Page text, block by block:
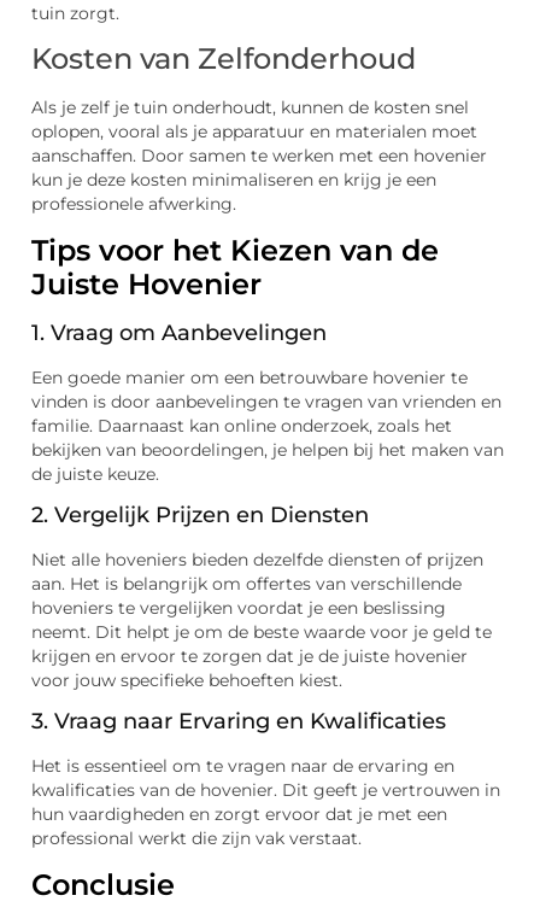
tuin zorgt.
Kosten van Zelfonderhoud
Als je zelf je tuin onderhoudt, kunnen de kosten snel
oplopen, vooral als je apparatuur en materialen moet
aanschaffen. Door samen te werken met een hovenier
kun je deze kosten minimaliseren en krijg je een
professionele afwerking.
Tips voor het Kiezen van de
Juiste Hovenier
1. Vraag om Aanbevelingen
Een goede manier om een betrouwbare hovenier te
vinden is door aanbevelingen te vragen van vrienden en
familie. Daarnaast kan online onderzoek, zoals het
bekijken van beoordelingen, je helpen bij het maken van
de juiste keuze.
2. Vergelijk Prijzen en Diensten
Niet alle hoveniers bieden dezelfde diensten of prijzen
aan. Het is belangrijk om offertes van verschillende
hoveniers te vergelijken voordat je een beslissing
neemt. Dit helpt je om de beste waarde voor je geld te
krijgen en ervoor te zorgen dat je de juiste hovenier
voor jouw specifieke behoeften kiest.
3. Vraag naar Ervaring en Kwalificaties
Het is essentieel om te vragen naar de ervaring en
kwalificaties van de hovenier. Dit geeft je vertrouwen in
hun vaardigheden en zorgt ervoor dat je met een
professional werkt die zijn vak verstaat.
Conclusie